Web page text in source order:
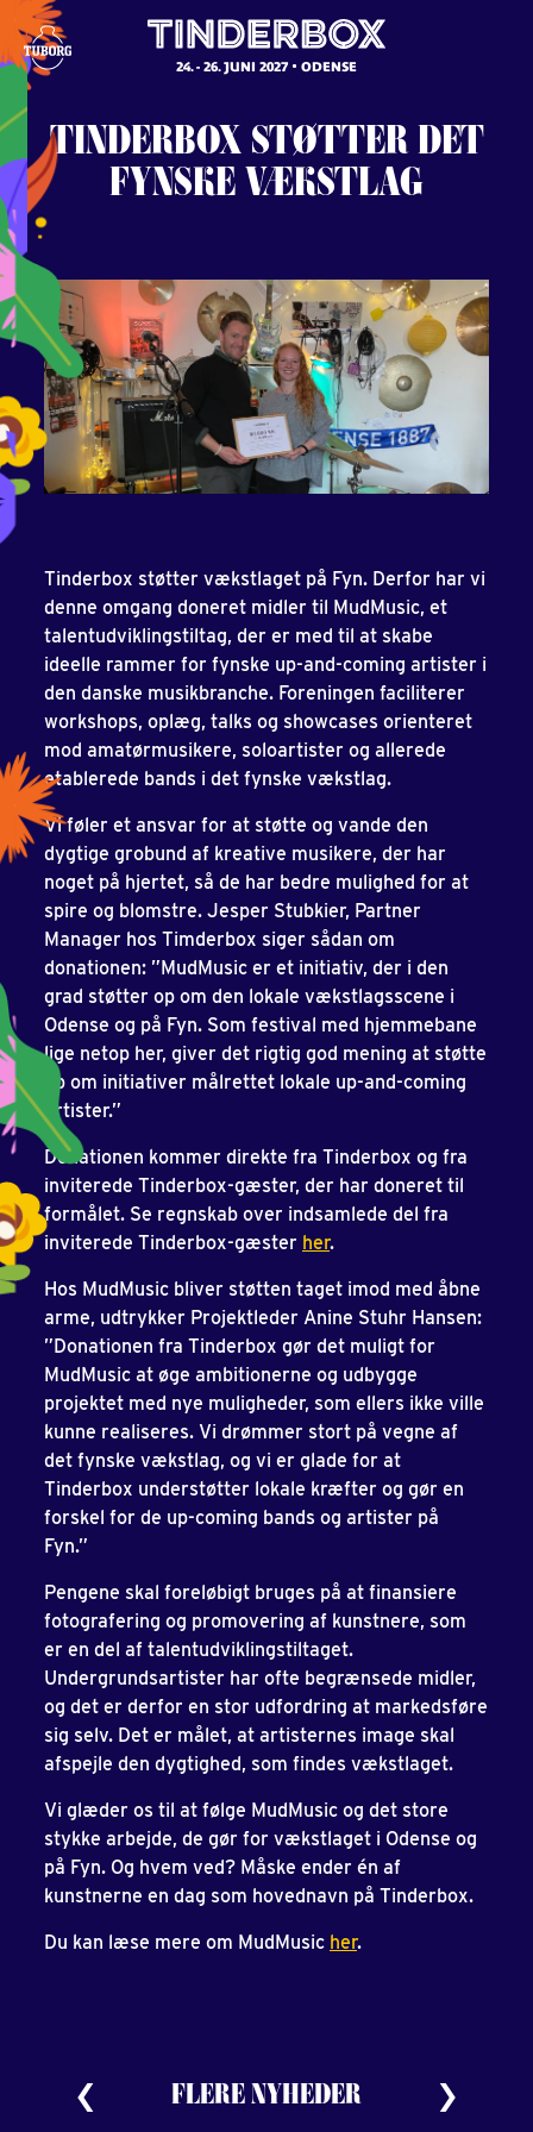
24. - 26. JUNI 2027 ODENSE
TINDERBOX STØTTERDET
FYNSKEVÆKSTLAG
Tinderbox støtter vækstlaget på Fyn. Derfor har vi
denne omgang doneret midler til MudMusic, et
talentudviklingstiltag, der er med til at skabe
ideelle rammer for fynske up-and-coming artister i
den danske musikbranche. Foreningen faciliterer
workshops, oplæg, talks og showcases orienteret
mod amatørmusikere, soloartister og allerede
etablerede bands i det fynske vækstlag.
Vi føler et ansvar for at støtte og vande den
dygtige grobund af kreative musikere, der har
noget på hjertet, så de har bedre mulighed for at
spire og blomstre. Jesper Stubkier, Partner
Manager hos Timderbox siger sådan om
donationen: ”MudMusic er et initiativ, der i den
grad støtter op om den lokale vækstlagsscene i
Odense og på Fyn. Som festival med hjemmebane
lige netop her, giver det rigtig god mening at støtte
op om initiativer målrettet lokale up-and-coming
artister.”
Donationen kommer direkte fra Tinderbox og fra
inviterede Tinderbox-gæster, der har doneret til
formålet. Se regnskab over indsamlede del fra
inviterede Tinderbox-gæster her.
Hos MudMusic bliver støtten taget imod med åbne
arme, udtrykker Projektleder Anine Stuhr Hansen:
”Donationen fra Tinderbox gør det muligt for
MudMusic at øge ambitionerne og udbygge
projektet med nye muligheder, som ellers ikke ville
kunne realiseres. Vi drømmer stort på vegne af
det fynske vækstlag, og vi er glade for at
Tinderbox understøtter lokale kræfter og gør en
forskel for de up-coming bands og artister på
Fyn.”
Pengene skal foreløbigt bruges på at finansiere
fotografering og promovering af kunstnere, som
er en del af talentudviklingstiltaget.
Undergrundsartister har ofte begrænsede midler,
og det er derfor en stor udfordring at markedsføre
sig selv. Det er målet, at artisternes image skal
afspejle den dygtighed, som findes vækstlaget.
Vi glæder os til at følge MudMusic og det store
stykke arbejde, de gør for vækstlaget i Odense og
på Fyn. Og hvem ved? Måske ender én af
kunstnerne en dag som hovednavn på Tinderbox.
Du kan læse mere om MudMusic her.
FLERE NYHEDER